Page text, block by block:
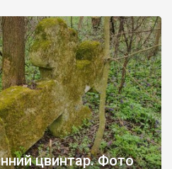
цвинтар. Фото